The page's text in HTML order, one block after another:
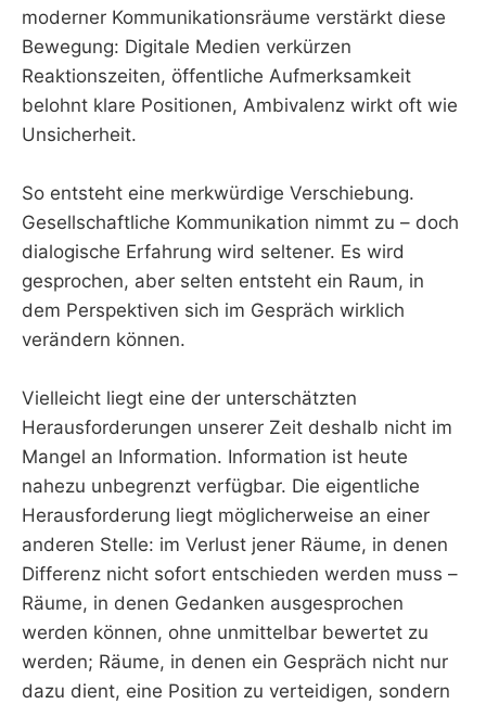
moderner Kommunikationsräume verstärkt diese
Bewegung: Digitale Medien verkürzen
Reaktionszeiten, öffentliche Aufmerksamkeit
belohnt klare Positionen, Ambivalenz wirkt oft wie
Unsicherheit.
So entsteht eine merkwürdige Verschiebung.
Gesellschaftliche Kommunikation nimmt zu – doch
dialogische Erfahrung wird seltener. Es wird
gesprochen, aber selten entsteht ein Raum, in
dem Perspektiven sich im Gespräch wirklich
verändern können.
Vielleicht liegt eine der unterschätzten
Herausforderungen unserer Zeit deshalb nicht im
Mangel an Information. Information ist heute
nahezu unbegrenzt verfügbar. Die eigentliche
Herausforderung liegt möglicherweise an einer
anderen Stelle: im Verlust jener Räume, in denen
Differenz nicht sofort entschieden werden muss –
Räume, in denen Gedanken ausgesprochen
werden können, ohne unmittelbar bewertet zu
werden; Räume, in denen ein Gespräch nicht nur
dazu dient, eine Position zu verteidigen, sondern